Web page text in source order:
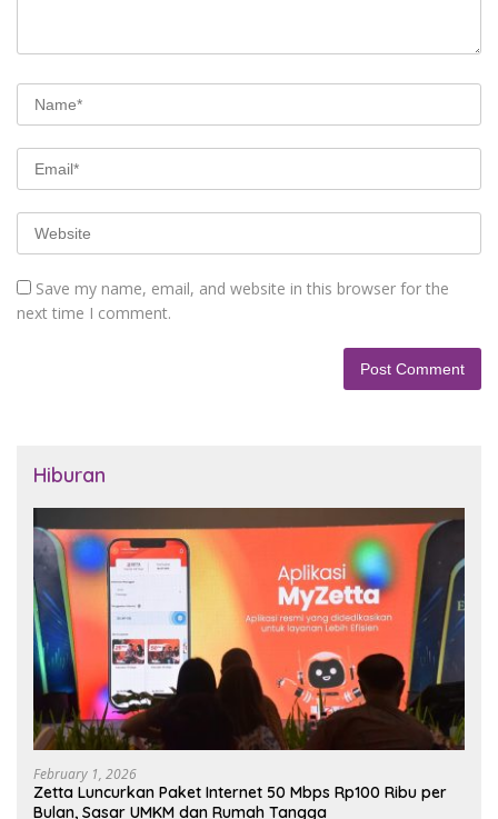
Save my name, email, and website in this browser for the
next time I comment.
Hiburan
February 1, 2026
Zetta Luncurkan Paket Internet 50 Mbps Rp100 Ribu per
Bulan, Sasar UMKM dan Rumah Tangga